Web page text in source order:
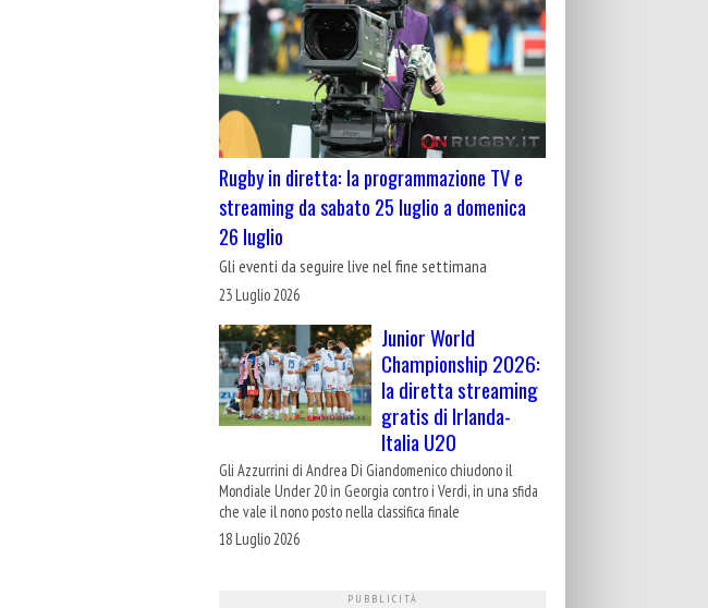
Rugby in diretta: la programmazione TV e
streaming da sabato 25 luglio a domenica
26 luglio
Gli eventi da seguire live nel fine settimana
23 Luglio 2026
Junior World
Championship 2026:
la diretta streaming
gratis di Irlanda-
Italia U20
Gli Azzurrini di Andrea Di Giandomenico chiudono il
Mondiale Under 20 in Georgia contro i Verdi, in una sfida
che vale il nono posto nella classifica finale
18 Luglio 2026